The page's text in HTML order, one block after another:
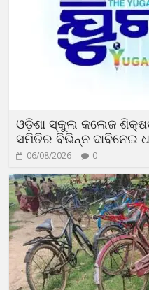
ଓଡ଼ିଶା ସ୍କୁଲ କଲେଜ
ସମିତିର ବିଭିନ୍ନ ଦାବିନେଇ
06/08/2026 0